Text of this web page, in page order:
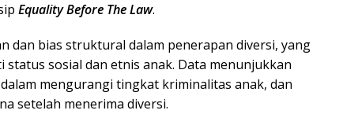
Equality Before The Law.
dan bias struktural dalam penerapan diversi, yang
sosial dan etnis anak. Data menunjukkan
mengurangi tingkat kriminalitas anak, dan
setelah menerima diversi.